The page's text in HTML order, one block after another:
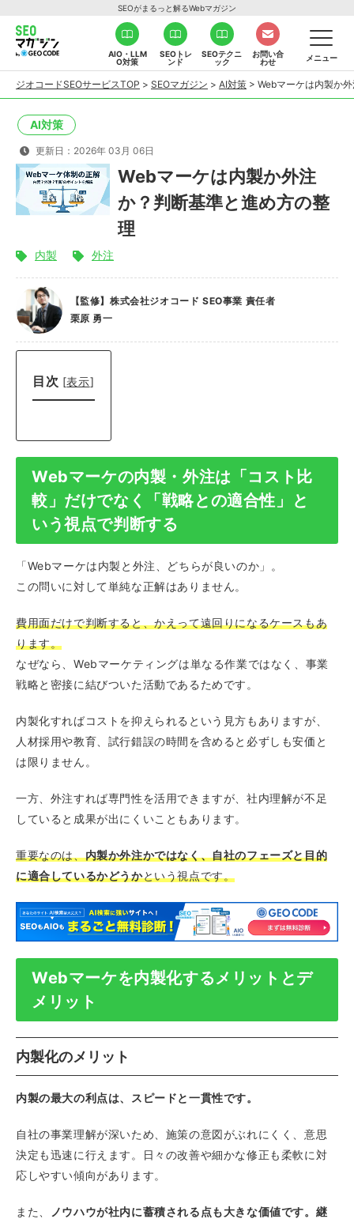
SEOがまるっと解るWebマガジン
AIO・LLM
O対策
SEOトレ
ンド
SEOテクニ
ック
お問い合
わせ
メニュー
ジオコードSEOサービスTOP > SEOマガジン > AI対策 > Webマーケは内製か
AI対策
更新日：2026年 03月 06日
Webマーケは内製か外注
か？判断基準と進め方の整
理
内製 外注
【監修】株式会社ジオコード SEO事業 責任者
栗原 勇一
目次 [表示]
Webマーケの内製・外注は「コスト比
較」だけでなく「戦略との適合性」と
いう視点で判断する
「Webマーケは内製と外注、どちらが良いのか」。
この問いに対して単純な正解はありません。
費用面だけで判断すると、かえって遠回りになるケースもあ
ります。
なぜなら、Webマーケティングは単なる作業ではなく、事業
戦略と密接に結びついた活動であるためです。
内製化すればコストを抑えられるという見方もありますが、
人材採用や教育、試行錯誤の時間を含めると必ずしも安価と
は限りません。
一方、外注すれば専門性を活用できますが、社内理解が不足
していると成果が出にくいこともあります。
重要なのは、内製か外注かではなく、自社のフェーズと目的
に適合しているかどうかという視点です。
Webマーケを内製化するメリットとデ
メリット
内製化のメリット
内製の最大の利点は、スピードと一貫性です。
自社の事業理解が深いため、施策の意図がぶれにくく、意思
決定も迅速に行えます。日々の改善や細かな修正も柔軟に対
応しやすい傾向があります。
また、
ノウハウが社内に蓄積される点も大きな価値です。継